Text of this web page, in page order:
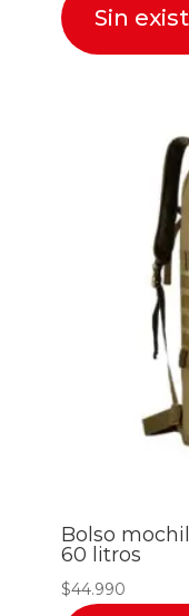
Sin
Bolso
60 litros
$44.990